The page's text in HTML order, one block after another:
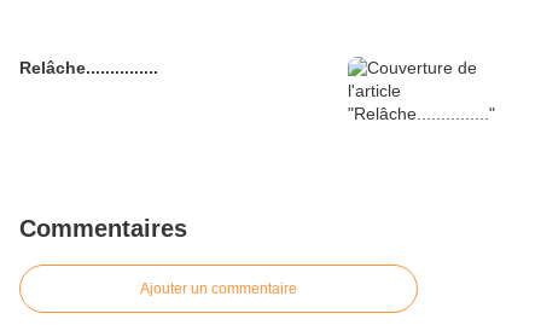
Relâche...............
Commentaires
Ajouter un commentaire